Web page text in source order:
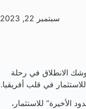
سبتمبر 22, 2023
وشك الانطلاق في رحلة
في قلب أفريقيا.
الأخيرة” للاستثمار،